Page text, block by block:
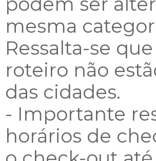
mesma
Ressalta-se
roteiro não
das cidades.
- Importante
horários de